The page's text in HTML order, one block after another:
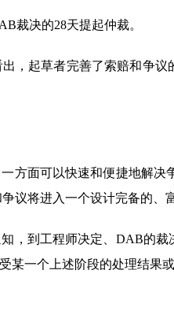
裁决的28天提起仲裁。
，起草者完善了索赔和争议
方面可以快速和便捷地解
议将进入一个设计完备的、
，到工程师决定、DAB的
某一个上述阶段的处理结果或